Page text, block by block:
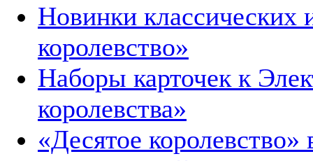
Новинки классических
королевство»
Наборы карточек к
королевства»
«Десятое